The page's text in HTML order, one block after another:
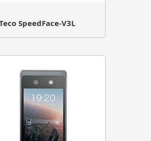
SpeedFace-V3L